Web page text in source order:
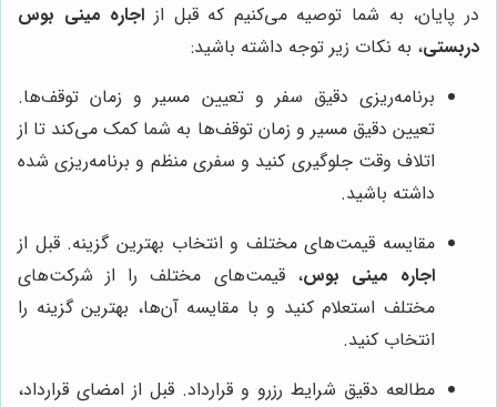
در پایان، به شما توصیه می‌کنیم که قبل از اجاره مینی بوس
دربستی، به نکات زیر توجه داشته باشید:
برنامه‌ریزی دقیق سفر و تعیین مسیر و زمان توقف‌ها.
تعیین دقیق مسیر و زمان توقف‌ها به شما کمک می‌کند تا از
اتلاف وقت جلوگیری کنید و سفری منظم و برنامه‌ریزی شده
داشته باشید.
مقایسه قیمت‌های مختلف و انتخاب بهترین گزینه. قبل از
اجاره مینی بوس، قیمت‌های مختلف را از شرکت‌های
مختلف استعلام کنید و با مقایسه آن‌ها، بهترین گزینه را
انتخاب کنید.
مطالعه دقیق شرایط رزرو و قرارداد. قبل از امضای قرارداد،